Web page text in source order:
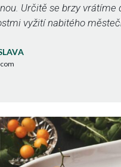
Určitě se brzy vrátíme
vyžití nabitého